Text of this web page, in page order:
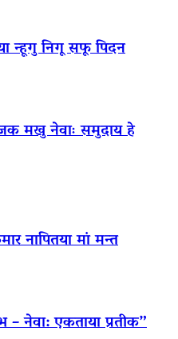
न्हूगु निगू सफू पिदन
जक मखु नेवाः समुदाय हे
नापितया मां मन्त
– नेवा: एकताया प्रतीक”